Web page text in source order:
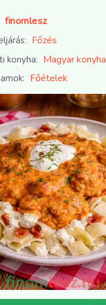
finomlesz
Főzés
konyha: Magyar konyha
Főételek